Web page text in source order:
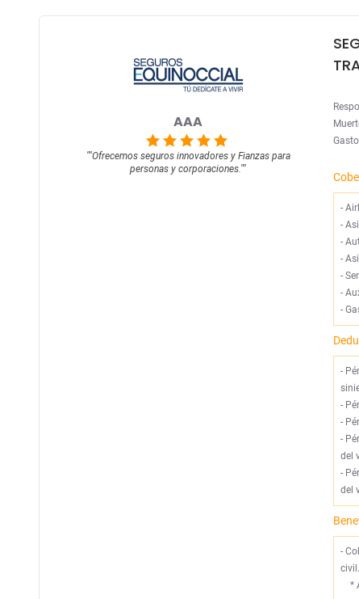
AAA
""Ofrecemos seguros innovadores y Fianzas para
personas y corporaciones.""
-
-
-
-
-
-
-
-
-
-
-
del
-
del
-
*